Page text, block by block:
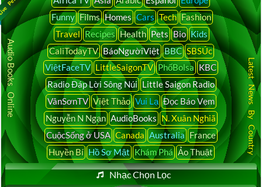
Funny Films Homes Cars Tech Fashion
Travel Recipes Health Pets Bio Kids
CaliTodayTV BáoNgườiViệt BBC SBSÚc
ViệtFaceTV LittleSaigonTV PhốBolsa KBC
Radio Đáp Lời Sông Núi Little Saigon Radio
VânSơnTV Việt Thảo Vui Lạ Đọc Báo Vẹm
Nguyễn N Ngạn AudioBooks N. Xuân Nghiã
CuộcSống ở USA Canada Australia France
Huyền Bí Hồ Sơ Mật Khám Phá Ảo Thuật
Nhạc Chọn Lọc
Audio Books Online Latest News By Country